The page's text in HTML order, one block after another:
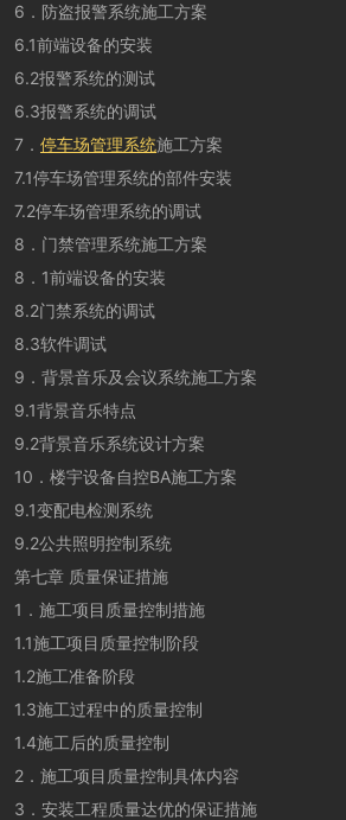
6．防盗报警系统施工方案
6.1前端设备的安装
6.2报警系统的测试
6.3报警系统的调试
7． 停车场管理系统施工方案
7.1停车场管理系统的部件安装
7.2停车场管理系统的调试
8．门禁管理系统施工方案
8．1前端设备的安装
8.2门禁系统的调试
8.3软件调试
9．背景音乐及会议系统施工方案
9.1背景音乐特点
9.2背景音乐系统设计方案
10．楼宇设备自控BA施工方案
9.1变配电检测系统
9.2公共照明控制系统
第七章 质量保证措施
1．施工项目质量控制措施
1.1施工项目质量控制阶段
1.2施工准备阶段
1.3施工过程中的质量控制
1.4施工后的质量控制
2．施工项目质量控制具体内容
3．安装工程质量达优的保证措施